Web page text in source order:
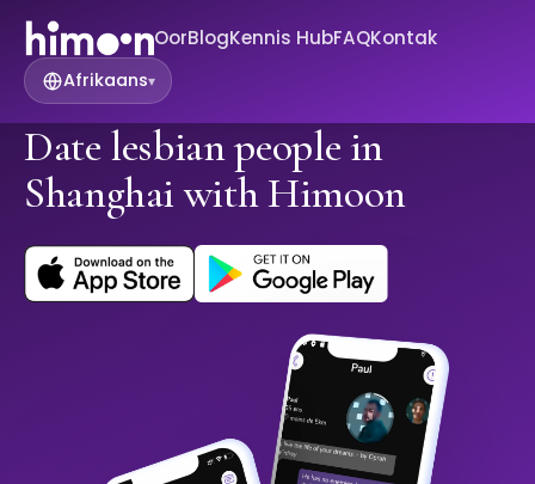
OorBlogKennis HubFAQKontak
Afrikaans▾
Date lesbian people in
Shanghai with Himoon